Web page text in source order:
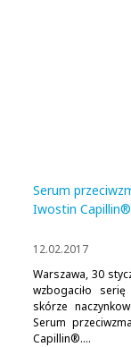
Serum
Iwostin Capillin®
12.02.2017
Warszawa, 30
wzbogaciło
skórze
Serum
Capillin®....